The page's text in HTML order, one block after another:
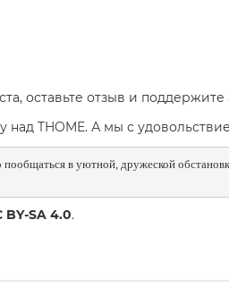
оставьте отзыв и поддержите
над THOME. А мы с
в уютной, дружеской
BY-SA 4.0.